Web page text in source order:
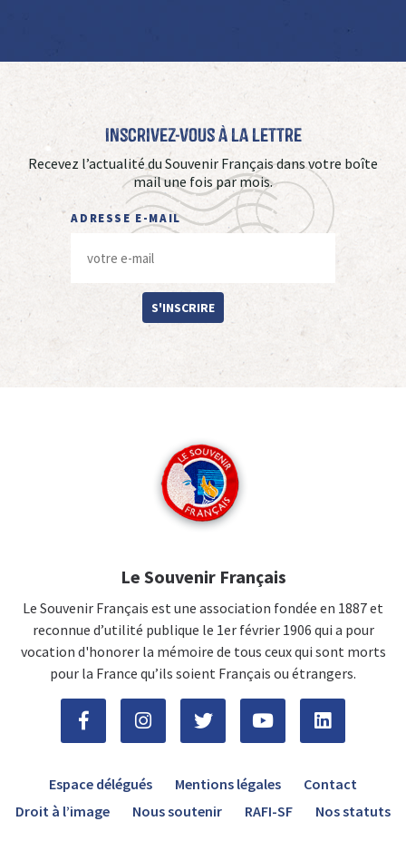
Inscrivez-vous à La Lettre
Recevez l’actualité du Souvenir Français dans votre boîte
mail une fois par mois.
ADRESSE E-MAIL
S'INSCRIRE
Le Souvenir Français
Le Souvenir Français est une association fondée en 1887 et
reconnue d’utilité publique le 1er février 1906 qui a pour
vocation d'honorer la mémoire de tous ceux qui sont morts
pour la France qu’ils soient Français ou étrangers.
Espace délégués Mentions légales
Contact
Droit à l’image
Nous soutenir RAFI-SF Nos statuts